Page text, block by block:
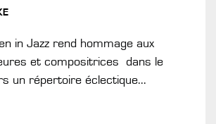
in Jazz rend hommage aux
et compositrices dans le
un répertoire éclectique...